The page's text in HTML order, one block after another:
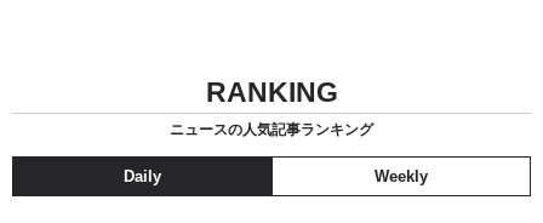
RANKING
ニュースの人気記事ランキング
Daily Weekly